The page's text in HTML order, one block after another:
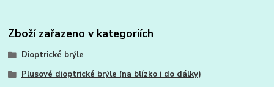
Zboží zařazeno v kategoriích
Dioptrické brýle
Plusové dioptrické brýle (na blízko i do dálky)